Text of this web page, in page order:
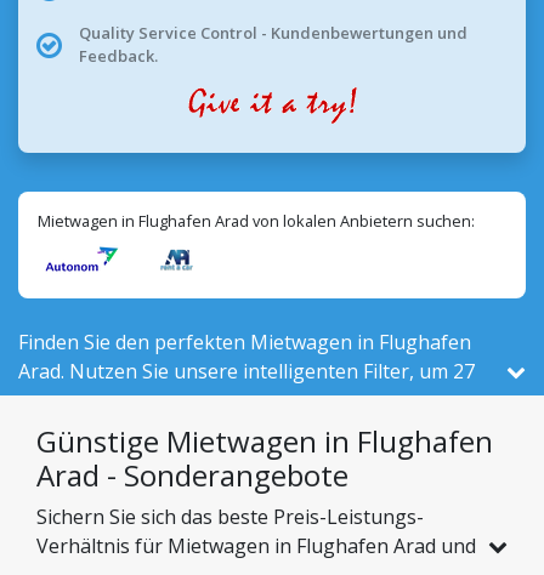
Quality Service Control - Kundenbewertungen und
Feedback.
Mietwagen in Flughafen Arad von lokalen Anbietern suchen:
Finden Sie den perfekten Mietwagen in Flughafen
Arad. Nutzen Sie unsere intelligenten Filter, um 27
aktive Fahrzeuge vor Ort – von insgesamt 526 in
Rumänien – von 3 lokalen Anbietern zu vergleichen.
Günstige Mietwagen in Flughafen
Arad - Sonderangebote
Sichern Sie sich das beste Preis-Leistungs-
Verhältnis für Mietwagen in Flughafen Arad und